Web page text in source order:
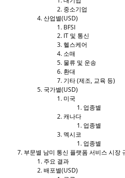
중소기업
산업별(USD)
BFSI
IT 및 통신
헬스케어
소매
물류 및 운송
환대
기타 (제조, 교육 등)
국가별(USD)
미국
업종별
캐나다
업종별
멕시코
업종별
부문별 남미 통신 플랫폼 서비스 시장
주요 결과
배포별(USD)